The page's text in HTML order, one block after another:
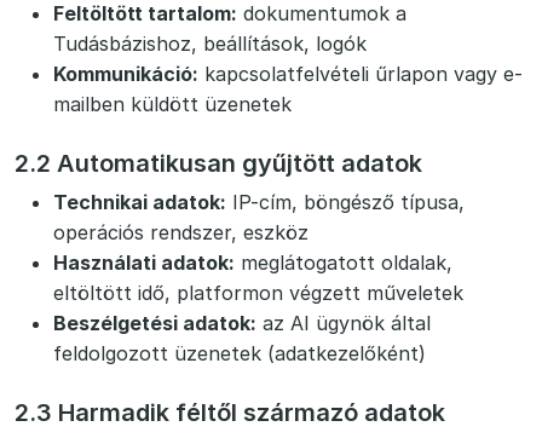
Feltöltött tartalom: dokumentumok a
Tudásbázishoz, beállítások, logók
Kommunikáció: kapcsolatfelvételi űrlapon vagy e-
mailben küldött üzenetek
2.2 Automatikusan gyűjtött adatok
Technikai adatok: IP-cím, böngésző típusa,
operációs rendszer, eszköz
Használati adatok: meglátogatott oldalak,
eltöltött idő, platformon végzett műveletek
Beszélgetési adatok: az AI ügynök által
feldolgozott üzenetek (adatkezelőként)
2.3 Harmadik féltől származó adatok